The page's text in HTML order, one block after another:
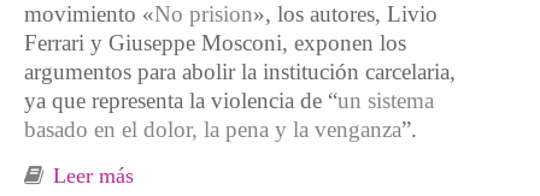
movimiento «No prision», los autores, Livio
Ferrari y Giuseppe Mosconi, exponen los
argumentos para abolir la institución carcelaria,
ya que representa la violencia de “un sistema
basado en el dolor, la pena y la venganza”.
Leer más